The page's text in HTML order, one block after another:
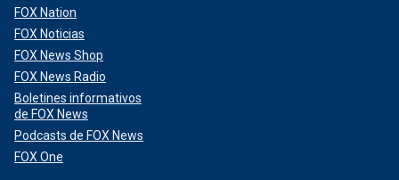
FOX Nation
FOX Noticias
FOX News Shop
FOX News Radio
Boletines informativos
de FOX News
Podcasts de FOX News
FOX One